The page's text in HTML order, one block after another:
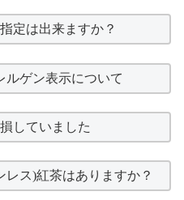
定は出来ますか？
ルゲン表示について
していました
レス)紅茶はありますか？